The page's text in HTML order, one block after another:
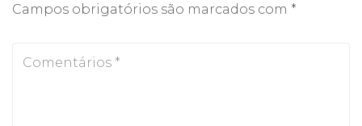
Campos obrigatórios são marcados com *